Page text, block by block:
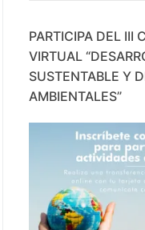
PARTICIPA DEL III
VIRTUAL
SUSTENTABLE Y
AMBIENTALES”